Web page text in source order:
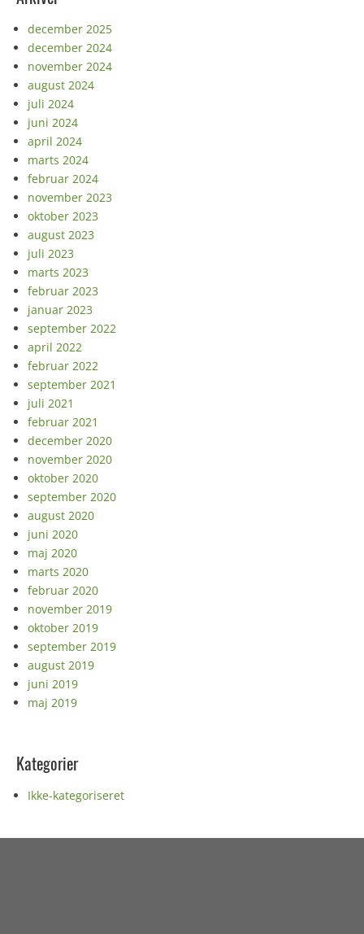
december 2025
december 2024
november 2024
august 2024
juli 2024
juni 2024
april 2024
marts 2024
februar 2024
november 2023
oktober 2023
august 2023
juli 2023
marts 2023
februar 2023
januar 2023
september 2022
april 2022
februar 2022
september 2021
juli 2021
februar 2021
december 2020
november 2020
oktober 2020
september 2020
august 2020
juni 2020
maj 2020
marts 2020
februar 2020
november 2019
oktober 2019
september 2019
august 2019
juni 2019
maj 2019
Kategorier
Ikke-kategoriseret